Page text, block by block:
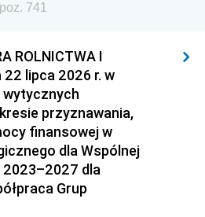
741
ROLNICTWA I
22 lipca 2026 r. w
przyznawania,
finansowej w
dla Wspólnej
2023–2027 dla
Grup